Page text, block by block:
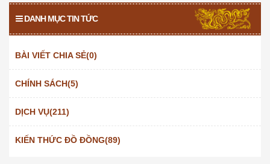
DANH MỤC TIN TỨC
BÀI VIẾT CHIA SẺ(0)
CHÍNH SÁCH(5)
DỊCH VỤ(211)
KIẾN THỨC ĐỒ ĐỒNG(89)